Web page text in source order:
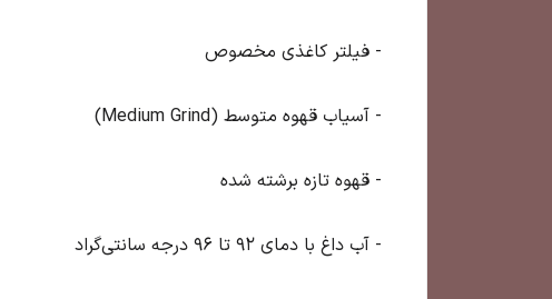
- فیلتر کاغذی مخصوص
- آسیاب قهوه متوسط (Medium Grind)
- قهوه تازه برشته شده
- آب داغ با دمای ۹۲ تا ۹۶ درجه سانتی‌گراد